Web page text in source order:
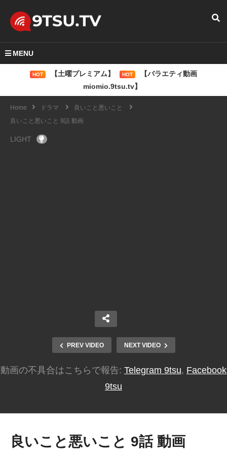
MENU
HOT 【土曜プレミアム】 HOT
【バラエティ動画
miomio.9tsu.tv】
Home ドラマ
良いこと悪いこと
良いこと悪いこと 9話 動画
LIGHT
PREV VIDEO NEXT VIDEO
動画の不具合はこちらで報告: Telegram 9tsu, Facebook
9tsu
良いこと悪いこと 9話 動画